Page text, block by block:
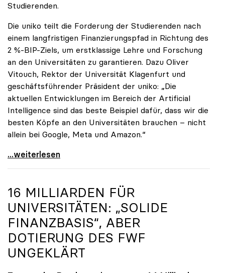
Studierenden.
Die uniko teilt die Forderung der Studierenden nach
einem langfristigen Finanzierungspfad in Richtung des
2 %-BIP-Ziels, um erstklassige Lehre und Forschung
an den Universitäten zu garantieren. Dazu Oliver
Vitouch, Rektor der Universität Klagenfurt und
geschäftsführender Präsident der uniko: „Die
aktuellen Entwicklungen im Bereich der Artificial
Intelligence sind das beste Beispiel dafür, dass wir die
besten Köpfe an den Universitäten brauchen – nicht
allein bei Google, Meta und Amazon.“
#unikämpft: uniko zeigt Verständnis für
...weiterlesen
16 MILLIARDEN FÜR
UNIVERSITÄTEN: „SOLIDE
FINANZBASIS“, ABER
DOTIERUNG DES FWF
UNGEKLÄRT